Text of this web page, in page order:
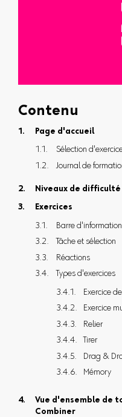
Contenu
Page d'accueil
Sélection
Journal de
Niveaux de difficulté
Exercices
Barre d'information
Tâche et sélection
Réactions
Types d'exercices
Exercice
Exercice
Relier
Tirer
Drag &
Mémory
Vue d'ensemble de
Combiner